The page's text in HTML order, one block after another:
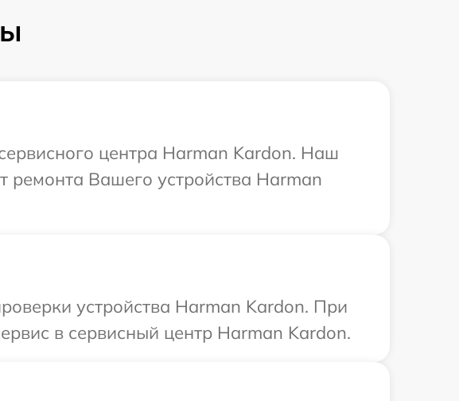
центра Harman Kardon. Наш
Вашего устройства Harman
устройства Harman Kardon. При
в сервисный центр Harman Kardon.